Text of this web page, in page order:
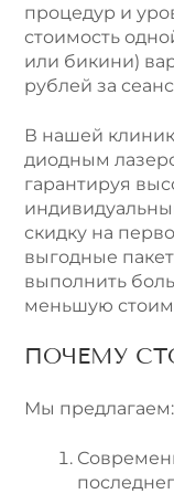
процедур и
стоимость
или бикини)
рублей за
В нашей
диодным
гарантируя
скидку на
выгодные
выполнить
меньшую
ПОЧЕМУ
Мы предлагаем: